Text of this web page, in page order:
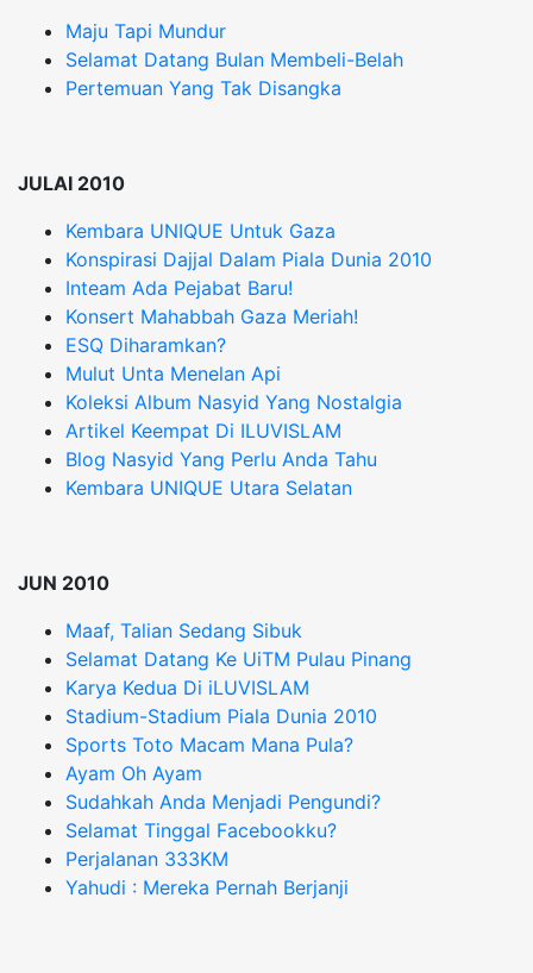
Maju Tapi Mundur
Selamat Datang Bulan Membeli-Belah
Pertemuan Yang Tak Disangka
JULAI 2010
Kembara UNIQUE Untuk Gaza
Konspirasi Dajjal Dalam Piala Dunia 2010
Inteam Ada Pejabat Baru!
Konsert Mahabbah Gaza Meriah!
ESQ Diharamkan?
Mulut Unta Menelan Api
Koleksi Album Nasyid Yang Nostalgia
Artikel Keempat Di ILUVISLAM
Blog Nasyid Yang Perlu Anda Tahu
Kembara UNIQUE Utara Selatan
JUN 2010
Maaf, Talian Sedang Sibuk
Selamat Datang Ke UiTM Pulau Pinang
Karya Kedua Di iLUVISLAM
Stadium-Stadium Piala Dunia 2010
Sports Toto Macam Mana Pula?
Ayam Oh Ayam
Sudahkah Anda Menjadi Pengundi?
Selamat Tinggal Facebookku?
Perjalanan 333KM
Yahudi : Mereka Pernah Berjanji